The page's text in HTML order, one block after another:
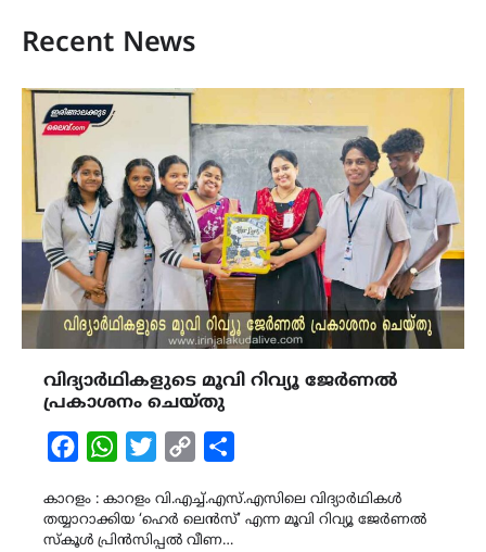
Recent News
വിദ്യാർഥികളുടെ മൂവി റിവ്യൂ ജേർണൽ
പ്രകാശനം ചെയ്തു
FacebookWhatsAppTwitterCopy
കാറളം : കാറളം വി.എച്ച്.എസ്.എസിലെ വിദ്യാർഥികൾ
തയ്യാറാക്കിയ ‘ഹെർ ലെൻസ്’ എന്ന മൂവി റിവ്യൂ ജേർണൽ
സ്കൂൾ പ്രിൻസിപ്പൽ വീണ…